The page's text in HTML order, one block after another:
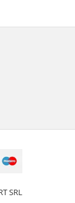
SRL